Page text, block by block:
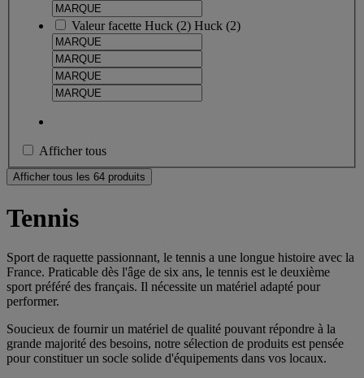
Valeur facette Huck (2) Huck (2)
Afficher tous
Afficher tous les 64 produits
Tennis
Sport de raquette passionnant, le tennis a une longue histoire avec la
France. Praticable dès l'âge de six ans, le tennis est le deuxième
sport préféré des français. Il nécessite un matériel adapté pour
performer.
Soucieux de fournir un matériel de qualité pouvant répondre à la
grande majorité des besoins, notre sélection de produits est pensée
pour constituer un socle solide d'équipements dans vos locaux.